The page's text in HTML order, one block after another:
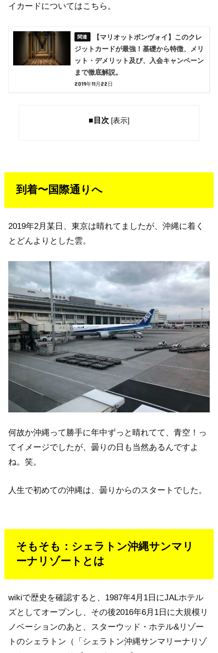
イカードについてはこちら。
【マリオットボンヴォイ】このクレ
ジットカードが最強！基礎から特徴、メリ
ット・デメリット及び、入会キャンペーン
まで徹底解説。
2019年11月22日
■目次 [表示]
到着〜国際通りへ
2019年2月某日、東京は晴れてましたが、沖縄に着く
とどんよりとした雲。
何故か沖縄って勝手に年中ずっと晴れてて、青空！っ
てイメージでしたが、曇りの日も当然あるんですよ
ね。笑。
人生で初めての沖縄は、曇りからのスタートでした。
そもそも：シェラトン沖縄サンマリ
ーナリゾートとは
wikiで歴史を確認すると、1987年4月1日にJALホテル
ズとしてオープンし、その後2016年6月1日に大規模リ
ノベーションのあと、スターウッド・ホテル&リゾー
トのシェラトン（「シェラトン沖縄サンマリーナリゾ